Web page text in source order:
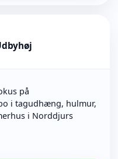
på
i tagudhæng, hulmur,
i Norddjurs